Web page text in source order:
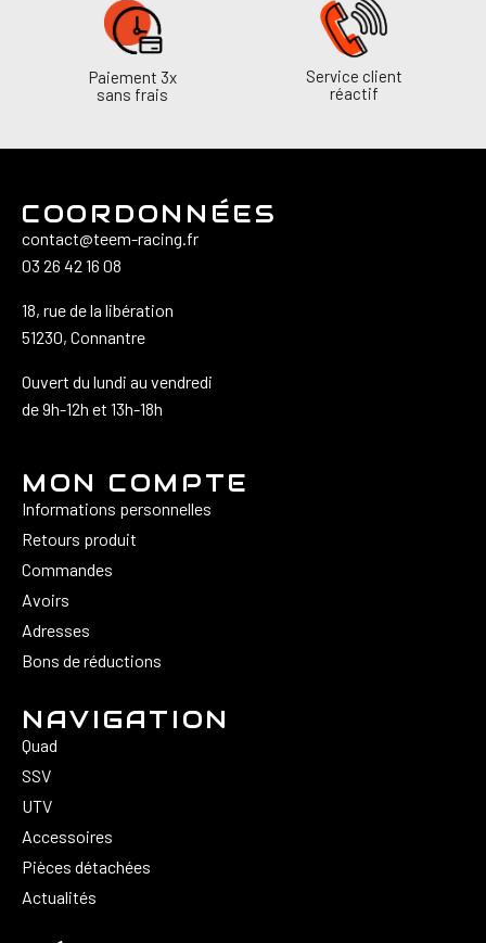
Paiement 3x
sans frais
Service client
réactif
COORDONNÉES
contact@teem-racing.fr
03 26 42 16 08
18, rue de la libération
51230, Connantre
Ouvert du lundi au vendredi
de 9h-12h et 13h-18h
MON COMPTE
Informations personnelles
Retours produit
Commandes
Avoirs
Adresses
Bons de réductions
NAVIGATION
Quad
SSV
UTV
Accessoires
Pièces détachées
Actualités